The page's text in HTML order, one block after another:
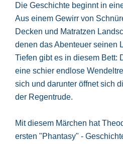
Die Geschichte beginnt in
Aus einem Gewirr von
Decken und Matratzen
denen das Abenteuer seinen
Tiefen gibt es in diesem Bett:
eine schier endlose
sich und darunter öffnet sich
der Regentrude.
Mit diesem Märchen hat
ersten "Phantasy" -